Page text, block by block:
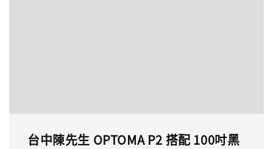
台中陳先生 OPTOMA P2 搭配 100吋黑